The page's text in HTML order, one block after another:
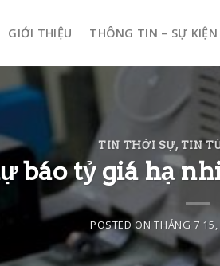
GIỚI THIỆU THÔNG TIN – SỰ KIỆN
TIN THỜI SỰ, TIN
báo tỷ giá hạ
POSTED ONTHÁNG 7